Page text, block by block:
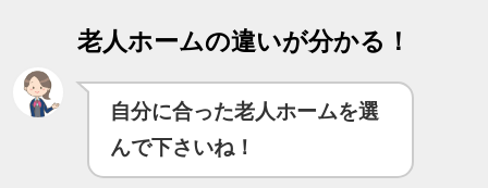
老人ホームの違いが分かる！
自分に合った老人ホームを選
んで下さいね！